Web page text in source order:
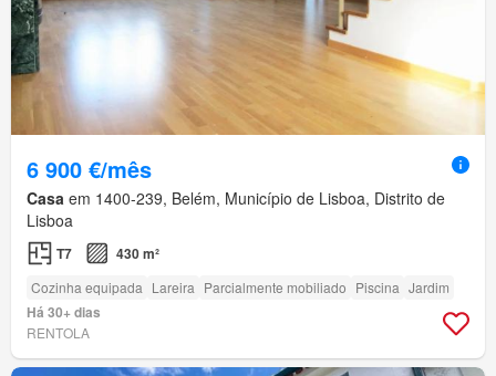
6 900 €/mês
Casa em 1400-239, Belém, Município de Lisboa, Distrito de
Lisboa
T7 430 m²
Cozinha equipada Lareira Parcialmente mobiliado Piscina Jardim
Há 30+ dias
RENTOLA